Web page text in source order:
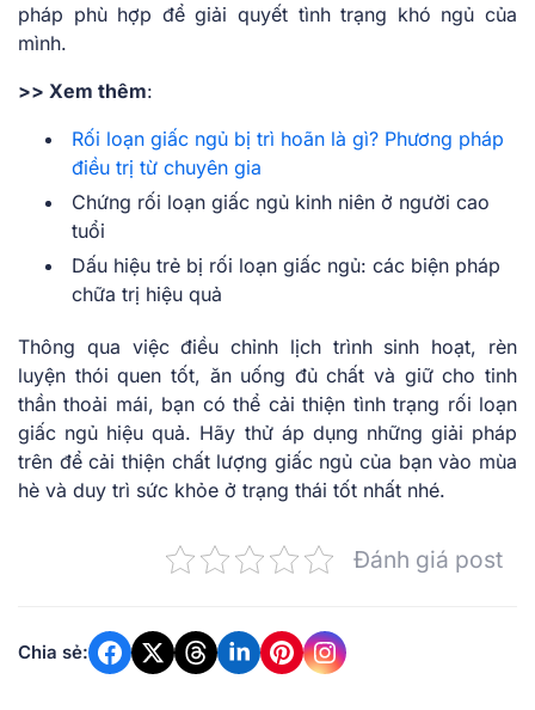
pháp phù hợp để giải quyết tình trạng khó ngủ của
mình.
>> Xem thêm:
Rối loạn giấc ngủ bị trì hoãn là gì? Phương pháp
điều trị từ chuyên gia
Chứng rối loạn giấc ngủ kinh niên ở người cao
tuổi
Dấu hiệu trẻ bị rối loạn giấc ngủ: các biện pháp
chữa trị hiệu quả
Thông qua việc điều chỉnh lịch trình sinh hoạt, rèn
luyện thói quen tốt, ăn uống đủ chất và giữ cho tinh
thần thoải mái, bạn có thể cải thiện tình trạng rối loạn
giấc ngủ hiệu quả. Hãy thử áp dụng những giải pháp
trên để cải thiện chất lượng giấc ngủ của bạn vào mùa
hè và duy trì sức khỏe ở trạng thái tốt nhất nhé.
Đánh giá post
Chia sẻ: